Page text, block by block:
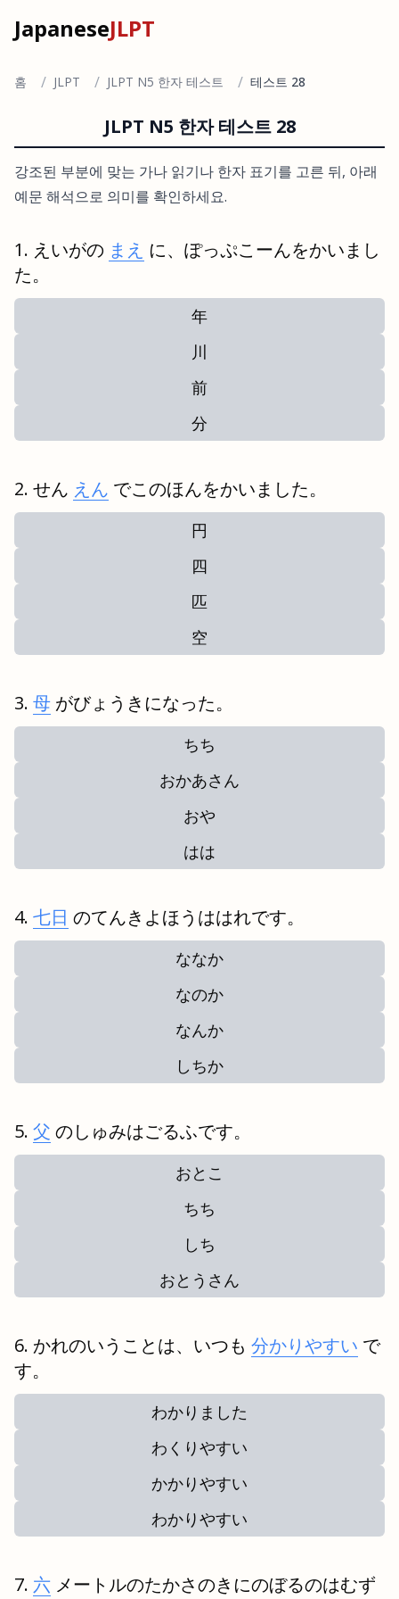
JapaneseJLPT
홈 / JLPT / JLPT N5 한자 테스트 / 테스트 28
JLPT N5 한자 테스트 28
강조된 부분에 맞는 가나 읽기나 한자 표기를 고른 뒤, 아래
예문 해석으로 의미를 확인하세요.
えいがの まえ に、ぽっぷこーんをかいまし
た。
年
川
前
分
せん えん でこのほんをかいました。
円
四
匹
空
母 がびょうきになった。
ちち
おかあさん
おや
はは
七日 のてんきよほうははれです。
ななか
なのか
なんか
しちか
父 のしゅみはごるふです。
おとこ
ちち
しち
おとうさん
かれのいうことは、いつも 分かりやすい で
す。
わかりました
わくりやすい
かかりやすい
わかりやすい
六 メートルのたかさのきにのぼるのはむず